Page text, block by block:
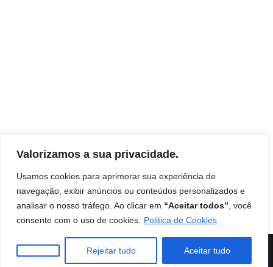
Valorizamos a sua privacidade.
Usamos cookies para aprimorar sua experiência de
navegação, exibir anúncios ou conteúdos personalizados e
analisar o nosso tráfego. Ao clicar em “Aceitar todos” , você
consente com o uso de cookies.
Politica de Cookies
Rejeitar tudo Aceitar tudo
Início Contato Termos de uso
Disclaimer
Política de Privacidade
Livro: Insights Ocultos do Reino
Instituto Mentes de Sucesso | Burilli